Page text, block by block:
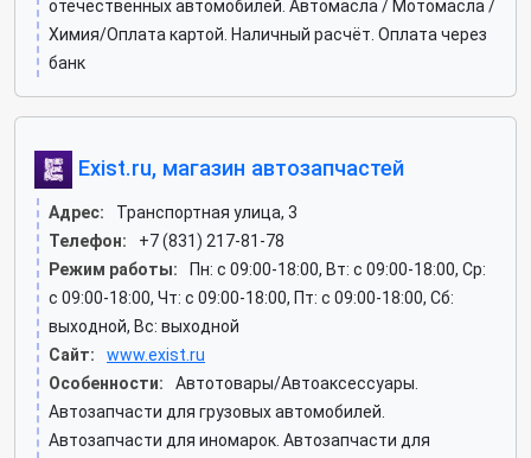
отечественных автомобилей. Автомасла / Мотомасла /
Химия/Оплата картой. Наличный расчёт. Оплата через
банк
Exist.ru, магазин автозапчастей
Адрес:
Транспортная улица, 3
Телефон:
+7 (831) 217-81-78
Режим работы:
Пн: c 09:00-18:00, Вт: c 09:00-18:00, Ср:
c 09:00-18:00, Чт: c 09:00-18:00, Пт: c 09:00-18:00, Сб:
выходной, Вс: выходной
Сайт:
www.exist.ru
Особенности:
Автотовары/Автоаксессуары.
Автозапчасти для грузовых автомобилей.
Автозапчасти для иномарок. Автозапчасти для